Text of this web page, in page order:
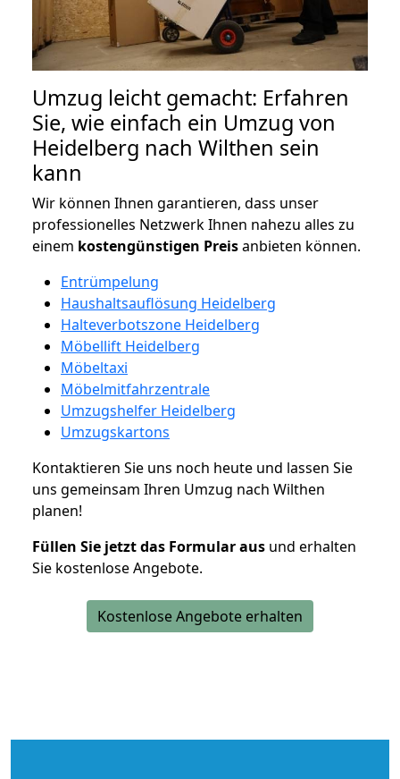
Umzug leicht gemacht: Erfahren
Sie, wie einfach ein Umzug von
Heidelberg nach Wilthen sein
kann
Wir können Ihnen garantieren, dass unser
professionelles Netzwerk Ihnen nahezu alles zu
einem kostengünstigen Preisanbieten können.
Entrümpelung
Haushaltsauflösung Heidelberg
Halteverbotszone Heidelberg
Möbellift Heidelberg
Möbeltaxi
Möbelmitfahrzentrale
Umzugshelfer Heidelberg
Umzugskartons
Kontaktieren Sie uns noch heute und lassen Sie
uns gemeinsam Ihren Umzug nach Wilthen
planen!
Füllen Sie jetzt das Formular aus und erhalten
Sie kostenlose Angebote.
Kostenlose Angebote erhalten